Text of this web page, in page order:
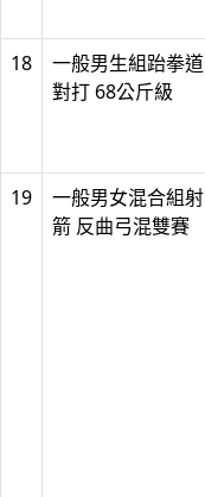
18
一般男生組跆拳道
對打 68公斤級
19
一般男女混合組射
箭 反曲弓混雙賽